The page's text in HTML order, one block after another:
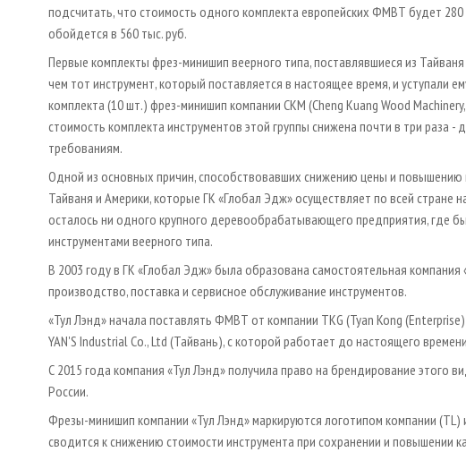
подсчитать, что стоимость одного комплекта европейских ФМВТ будет
обойдется в 560 тыс. руб.
Первые комплекты фрез-минишип веерного типа, поставлявшиеся из
чем тот инструмент, который поставляется в настоящее время, и уступали
комплекта (10 шт.) фрез-минишип компании CKM (Cheng Kuang Wood
стоимость комплекта инструментов этой группы снижена почти в три раза
требованиям.
Одной из основных причин, способствовавших снижению цены и повышению
Тайваня и Америки, которые ГК «Глобал Эдж» осуществляет по всей стране
осталось ни одного крупного деревообрабатывающего предприятия, где
инструментами веерного типа.
В 2003 году в ГК «Глобал Эдж» была образована самостоятельная
производство, поставка и сервисное обслуживание инструментов.
«Тул Лэнд» начала поставлять ФМВТ от компании TKG (Tyan Kong
YAN'S Industrial Co., Ltd (Тайвань), с которой работает до настоящего
С 2015 года компания «Тул Лэнд» получила право на брендирование этого
России.
Фрезы-минишип компании «Тул Лэнд» маркируются логотипом компании
сводится к снижению стоимости инструмента при сохранении и повышении